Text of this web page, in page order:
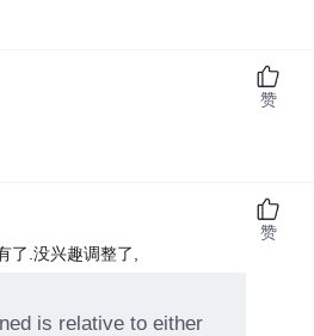
赞
了.没兴趣调整了,
is relative to either
赞